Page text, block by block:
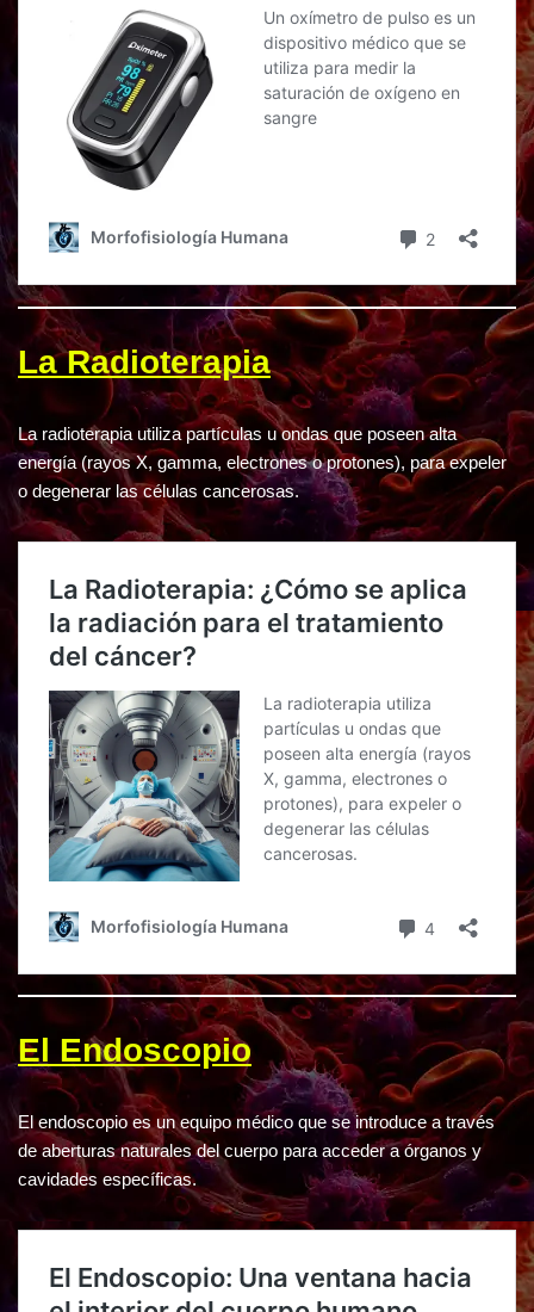
La Radioterapia
La radioterapia utiliza partículas u ondas que poseen alta
energía (rayos X, gamma, electrones o protones), para expeler
o degenerar las células cancerosas.
El Endoscopio
El endoscopio es un equipo médico que se introduce a través
de aberturas naturales del cuerpo para acceder a órganos y
cavidades específicas.